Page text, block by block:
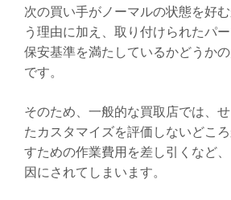
次の買い手がノーマルの状態を好
う理由に加え、取り付けられたパ
保安基準を満たしているかどうか
です。
そのため、一般的な買取店では、
たカスタマイズを評価しないどこ
すための作業費用を差し引くなど
因にされてしまいます。